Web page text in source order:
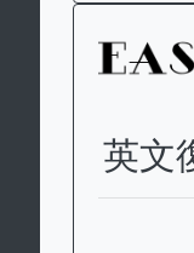
英文